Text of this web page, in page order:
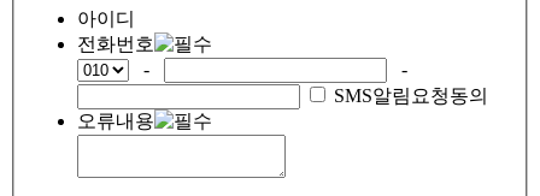
아이디
전화번호
-
-
SMS알림요청동의
오류내용